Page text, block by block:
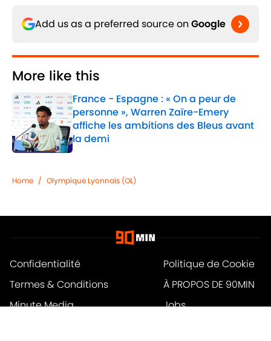
Add us as a preferred source on Google
More like this
France - Espagne : « On a peur de
personne », Warren Zaïre-Emery
affiche les ambitions des Bleus avant
la demi
Published by on Invalid Date
Home / Olympique Lyonnais (OL)
Confidentialité
Politique de Cookie
Termes & Conditions
À PROPOS DE 90MIN
Minute Media
Jobs